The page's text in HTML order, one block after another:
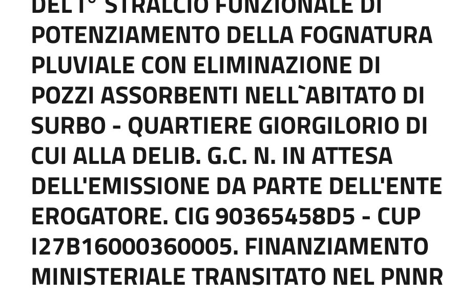
POTENZIAMENTO DELLA FOGNATURA
PLUVIALE CON ELIMINAZIONE DI
POZZI ASSORBENTI NELL`ABITATO DI
SURBO - QUARTIERE GIORGILORIO DI
CUI ALLA DELIB. G.C. N. IN ATTESA
DELL'EMISSIONE DA PARTE DELL'ENTE
EROGATORE. CIG 90365458D5 - CUP
I27B16000360005. FINANZIAMENTO
MINISTERIALE TRANSITATO NEL PNNR